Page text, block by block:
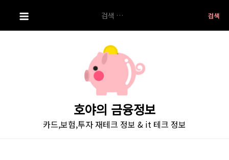
i
색:
호야의 금융정보
카드,보험,투자 재테크 정보 & it 테크 정보